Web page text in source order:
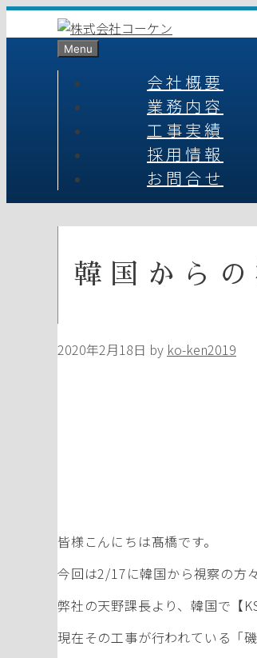
コ
ン
Menu
会社概要
業務内容
工事実績
採用情報
お問合せ
韓国から
2020年2月18日 by ko-ken2019
皆様こんにちは髙橋です。
今回は2/17に韓国から視察の方
弊社の天野課長より、韓国で【
現在その工事が行われている「